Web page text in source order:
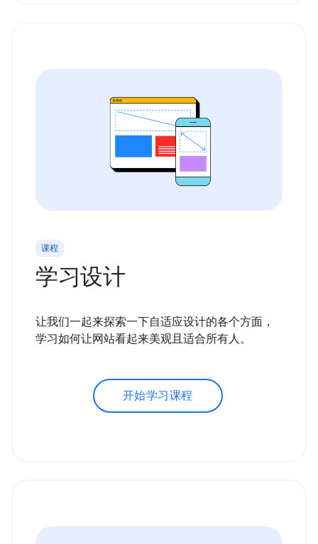
课程
学习设计
让我们一起来探索一下自适应设计的各个方面，
学习如何让网站看起来美观且适合所有人。
开始学习课程